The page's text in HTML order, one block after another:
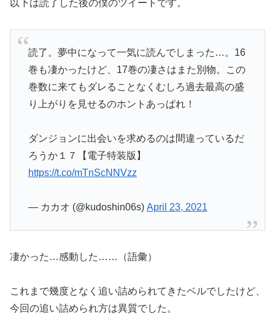
以下は読了した後の僕のツイートです。
読了。夢中になって一気に読んでしまった…。16
巻も凄かったけど、17巻の凄さはまた別物。この
巻数に来てもダレることなくむしろ過去最高の盛
り上がりを見せるのホントあっぱれ！
ダンジョンに出会いを求めるのは間違っているだ
ろうか１７【電子特装版】
https://t.co/mTnScNNVzz
— カカオ (@kudoshin06s) April 23, 2021
凄かった…感動した……（語彙）
これまで幾度となく追い詰められてきたベルでしたけど、
今回の追い詰められ方は異質でした。